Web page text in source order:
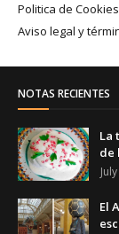
Politica de Cookies
Aviso legal y
NOTAS RECIENTES
La
de
El